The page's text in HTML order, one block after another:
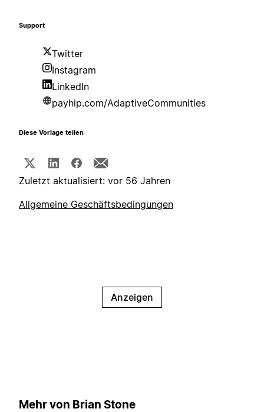
Support
Twitter
Instagram
LinkedIn
payhip.com/AdaptiveCommunities
Diese Vorlage teilen
Zuletzt aktualisiert: vor 56 Jahren
Allgemeine Geschäftsbedingungen
Anzeigen
Mehr von Brian Stone